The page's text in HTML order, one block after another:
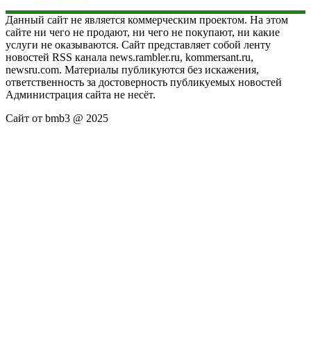
Данный сайт не является коммерческим проектом. На этом
сайте ни чего не продают, ни чего не покупают, ни какие
услуги не оказываются. Сайт представляет собой ленту
новостей RSS канала news.rambler.ru, kommersant.ru,
newsru.com. Материалы публикуются без искажения,
ответственность за достоверность публикуемых новостей
Администрация сайта не несёт.
Сайт от bmb3 @ 2025